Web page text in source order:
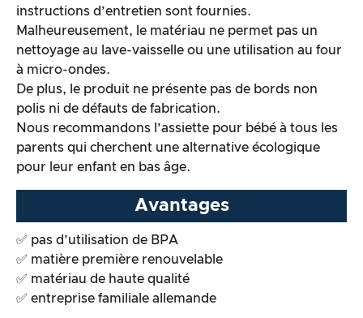
Résultat global
instructions d’entretien sont fournies.
Malheureusement, le matériau ne permet pas un
nettoyage au lave-vaisselle ou une utilisation au four
à micro-ondes.
De plus, le produit ne présente pas de bords non
polis ni de défauts de fabrication.
Nous recommandons l’assiette pour bébé à tous les
parents qui cherchent une alternative écologique
pour leur enfant en bas âge.
Avantages
✅ pas d’utilisation de BPA
✅ matière première renouvelable
✅ matériau de haute qualité
✅ entreprise familiale allemande